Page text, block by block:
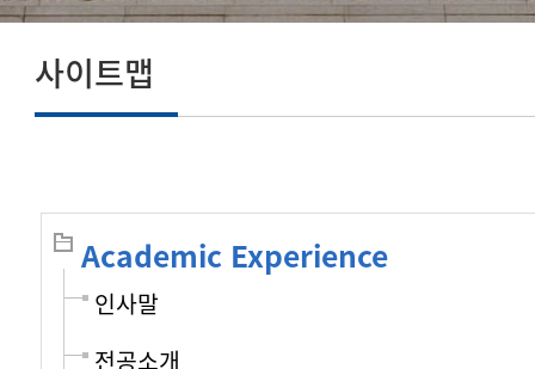
사이트맵
Academic Experience
인사말
전공소개